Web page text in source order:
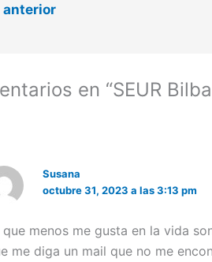
anterior
en “SEUR
Susana
octubre 31, 2023 a las 3:13 pm
que menos me gusta en la vida
me diga un mail que no me